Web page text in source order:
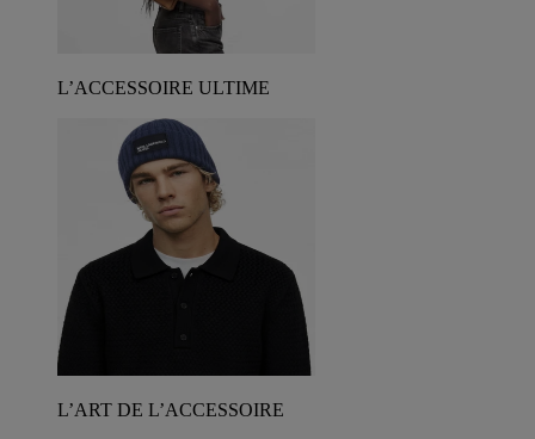
L’ACCESSOIRE ULTIME
L’ART DE L’ACCESSOIRE